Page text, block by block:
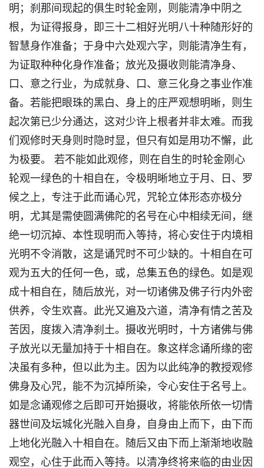
明；刹那间现起的俱生时轮金刚，则能清净中阴之
根，为证得报身，即三十二相好光明八十种随形好的
智慧身作准备；于身中六处观六字，则能清净生有，
为证取种种化身作准备；放光及摄收则能清净身、
口、意之行业，为成就身、口、意三化身之事业作准
备。若能把眼珠的黑白、身上的庄严观想明晰，则生
起次第已少分通达，这对少许上根者并非太难。而我
们观修时天身则时隐时显，但只有如是用功不懈，此
为极要。 若不能如此观修，则在自生的时轮金刚心
轮观一绿色的十相自在，令极明晰地立于月、日、罗
候之上，专注于此而诵心咒，咒轮立体形态亦极分
明，尤其是需使圆满佛陀的名号在心中相续无间，继
绝一切沉掉、本性现明而入等持，将心安住于内境相
光明不令消散，这是诵咒时不可少缺的。十相自在可
观为五大的任何一色，或，总集五色的绿色。如是观
成十相自在，随后放光，对一切诸佛及佛子行内外密
供养，令生欢喜。此光又遍及六道，清净有情之苦及
苦因，度拨入清净刹土。摄收光明时，十方诸佛与佛
子放光以无量加持于十相自在。象这样念诵所缘的密
决虽有多种，但以此为主。因为以此纯净的教授观修
佛身及心咒，能不为沉掉所染，令心安住于名号上。
如是念诵观修之后即可开始摄收，将能依所依一切情
器世间及坛城化光融入自身，自身由上而下，由下而
上地化光融入十相自在。随后又由下而上渐渐地收融
观空，心住于此而入等持。以清净终将来临的由业因